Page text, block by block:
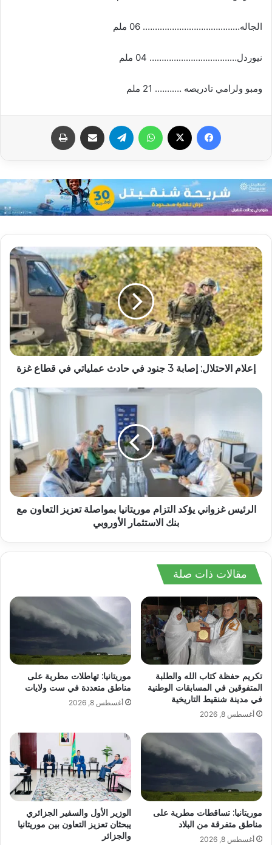
الجاله…………………………………. 06 ملم
نيوردل……………………………… 04 ملم
ومبو ولرامي تادريصه ….……. 21 ملم
فيسبوك واتساب تيلقرام مشاركة عبر البريد
إعلام الاحتلال: إصابة 3 جنود في حادث عملياتي في قطاع غزة
الرئيس غزواني يؤكد التزام موريتانيا بمواصلة تعزيز التعاون مع
بنك الاستثمار الأوروبي
مقالات ذات صلة
تكريم حفظة كتاب الله والطلبة
المتفوقين في المسابقات الوطنية
في مدينة شنقيط التاريخية
أغسطس 8, 2026
موريتانيا: تهاطلات مطرية على
مناطق متعددة في ست ولايات
أغسطس 8, 2026
موريتانيا: تساقطات مطرية على
مناطق متفرقة من البلاد
أغسطس 8, 2026
الوزير الأول والسفير الجزائري
يبحثان تعزيز التعاون بين موريتانيا
والجزائر